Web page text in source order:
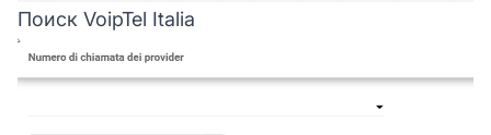
Поиск VoipTel Italia